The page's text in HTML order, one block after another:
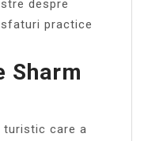
despre
practice
Sharm
turistic care a